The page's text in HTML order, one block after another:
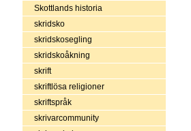
Skottlands historia
skridsko
skridskosegling
skridskoåkning
skrift
skriftlösa religioner
skriftspråk
skrivarcommunity